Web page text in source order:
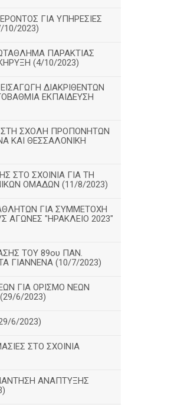
ΓΙΑ ΥΠΗΡΕΣΙΕΣ
2023)
ΠΑΡΑΚΤΙΑΣ
(4/10/2023)
ΔΙΑΚΡΙΘΕΝΤΩΝ
ΕΚΠΑΙΔΕΥΣΗ
ΣΤΗ ΣΧΟΛΗ ΠΡΟΠΟΝΗΤΩΝ
ΚΑΙ ΘΕΣΣΑΛΟΝΙΚΗ
ΣΤΟ ΣΧΟΙΝΙΑ ΓΙΑ ΤΗ
ΟΜΑΔΩΝ (11/8/2023)
ΓΙΑ ΣΥΜΜΕΤΟΧΗ
ΑΓΩΝΕΣ "ΗΡΑΚΛΕΙΟ 2023"
ΤΟΥ 89ου ΠΑΝ.
ΓΙΑΝΝΕΝΑ (10/7/2023)
ΓΙΑ ΟΡΙΣΜΟ ΝΕΩΝ
6/2023)
6/2023)
ΣΤΟ ΣΧΟΙΝΙΑ
ΑΝΑΠΤΥΞΗΣ